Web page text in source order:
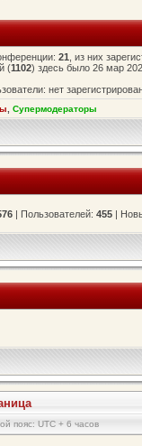
21 , из них
(1102) здесь было 26 мар
нет
Супермодераторы
| Пользователей: 455 |
пояс: UTC + 6 часов